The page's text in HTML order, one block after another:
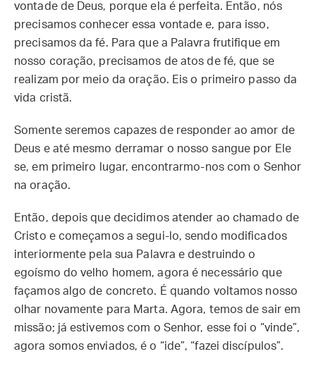
vontade de Deus, porque ela é perfeita. Então, nós
precisamos conhecer essa vontade e, para isso,
precisamos da fé. Para que a Palavra frutifique em
nosso coração, precisamos de atos de fé, que se
realizam por meio da oração. Eis o primeiro passo da
vida cristã.
Somente seremos capazes de responder ao amor de
Deus e até mesmo derramar o nosso sangue por Ele
se, em primeiro lugar, encontrarmo-nos com o Senhor
na oração.
Então, depois que decidimos atender ao chamado de
Cristo e começamos a segui-lo, sendo modificados
interiormente pela sua Palavra e destruindo o
egoísmo do velho homem, agora é necessário que
façamos algo de concreto. É quando voltamos nosso
olhar novamente para Marta. Agora, temos de sair em
missão; já estivemos com o Senhor, esse foi o “vinde”,
agora somos enviados, é o “ide”, “fazei discípulos”.